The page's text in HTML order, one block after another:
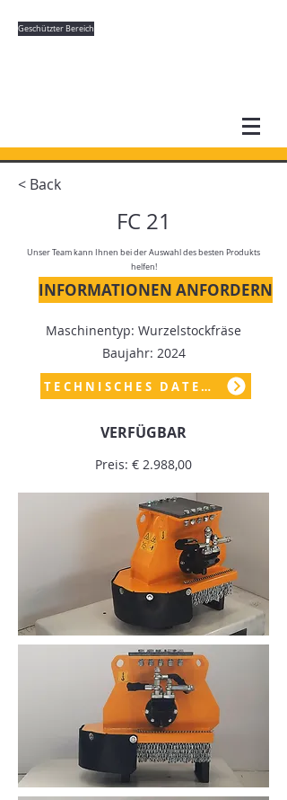
Geschützter Bereich
< Back
FC 21
Unser Team kann Ihnen bei der Auswahl des besten Produkts
helfen!
INFORMATIONEN ANFORDERN
Maschinentyp: Wurzelstockfräse
Baujahr: 2024
TECHNISCHES DATENBLATT
VERFÜGBAR
Preis: € 2.988,00